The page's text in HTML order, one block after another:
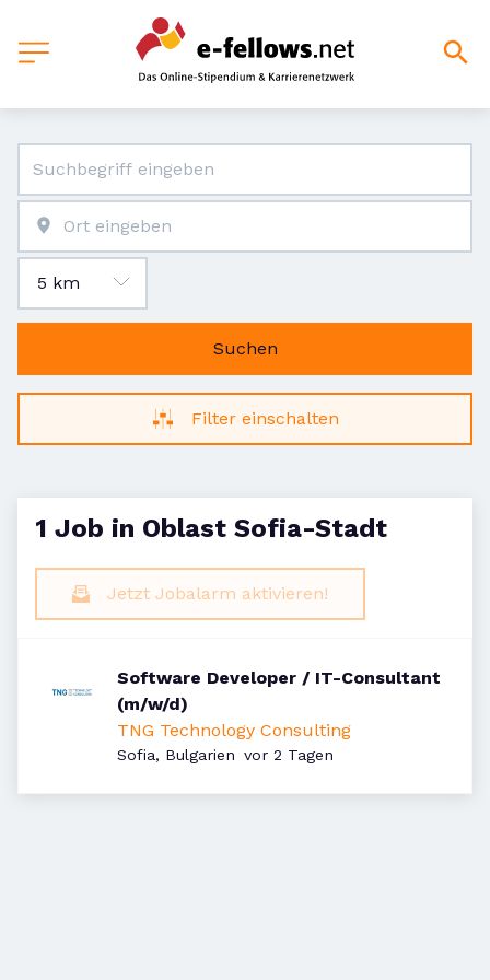
Suchen
Filter einschalten
1 Job in Oblast Sofia-Stadt
Jetzt Jobalarm aktivieren!
Software Developer / IT-Consultant
(m/w/d)
TNG Technology Consulting
Sofia, Bulgarien Veröffentlicht
vor 2 Tagen